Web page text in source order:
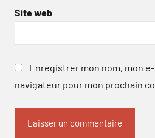
Site web
Enregistrer mon nom, mon
navigateur pour mon prochain